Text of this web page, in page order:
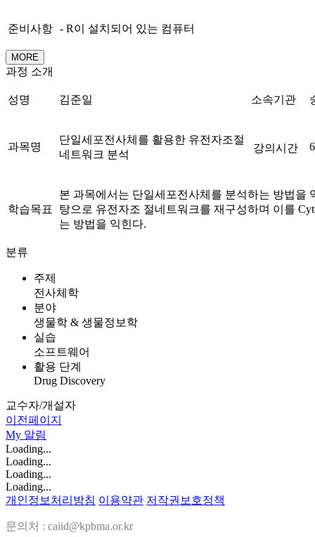
준비사항 - R이 설치되어 있는 컴퓨터
MORE
과정 소개
성명 김준일 소속기관
과목명
단일세포전사체를 활용한 유전자조절
네트워크 분석
강의시간
학습목표
본 과목에서는 단일세포전사체를 분석하는 방법을
탕으로 유전자조 절네트워크를 재구성하며 이를
는 방법을 익힌다.
분류
주제
전사체학
분야
생물학 & 생물정보학
실습
소프트웨어
활용 단계
Drug Discovery
교수자/개설자
이전페이지
My 알림
Loading...
Loading...
Loading...
Loading...
개인정보처리방침 이용약관 저작권보호정책
문의처 : caiid@kpbma.or.kr